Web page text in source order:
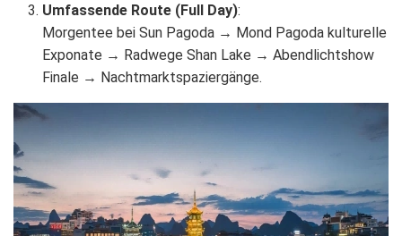
Umfassende Route (Full Day):
Morgentee bei Sun Pagoda → Mond Pagoda kulturelle
Exponate → Radwege Shan Lake → Abendlichtshow
Finale → Nachtmarktspaziergänge.